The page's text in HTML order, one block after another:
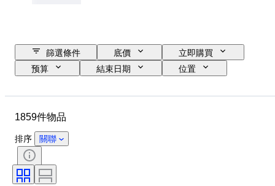
篩選條件 底價
立即購買
预算
結束日期
位置
標題
版
望遠鏡類型
攝像機類型
雙筒望遠鏡類型
1859件物品
排序 關聯